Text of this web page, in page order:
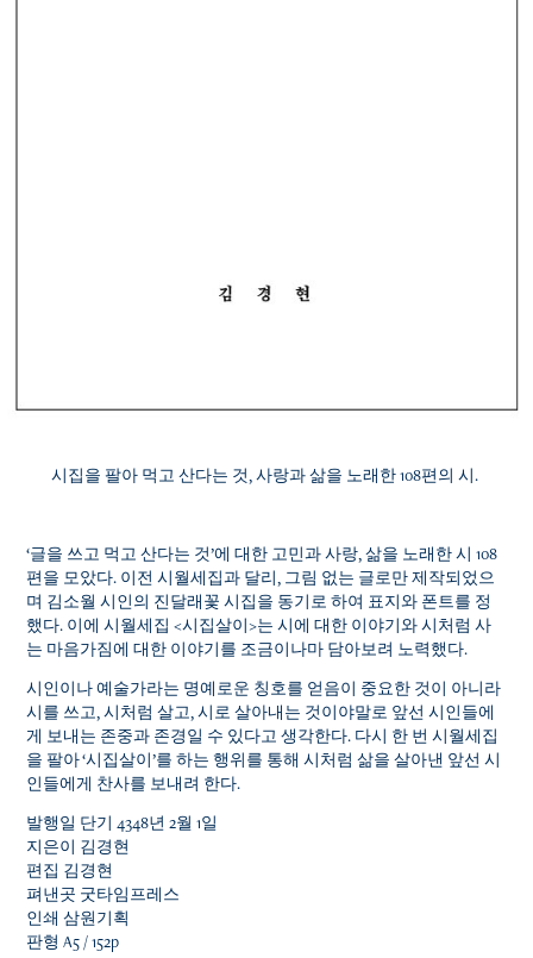
시집을 팔아 먹고 산다는 것, 사랑과 삶을 노래한 108편의 시.
‘글을 쓰고 먹고 산다는 것’에 대한 고민과 사랑, 삶을 노래한 시 108
편을 모았다. 이전 시월세집과 달리, 그림 없는 글로만 제작되었으
며 김소월 시인의 진달래꽃 시집을 동기로 하여 표지와 폰트를 정
했다. 이에 시월세집 <시집살이>는 시에 대한 이야기와 시처럼 사
는 마음가짐에 대한 이야기를 조금이나마 담아보려 노력했다.
시인이나 예술가라는 명예로운 칭호를 얻음이 중요한 것이 아니라
시를 쓰고, 시처럼 살고, 시로 살아내는 것이야말로 앞선 시인들에
게 보내는 존중과 존경일 수 있다고 생각한다. 다시 한 번 시월세집
을 팔아 ‘시집살이’를 하는 행위를 통해 시처럼 삶을 살아낸 앞선 시
인들에게 찬사를 보내려 한다.
발행일 단기 4348년 2월 1일
지은이 김경현
편집 김경현
펴낸곳 굿타임프레스
인쇄 삼원기획
판형 A5 / 152p